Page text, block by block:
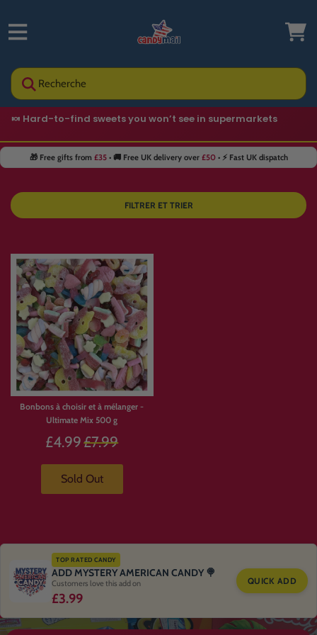
Recherche
🍬 Hard-to-find sweets you won’t see in supermarkets
🎁 Free gifts from £35• 🚚 Free UK delivery over £50• ⚡ Fast UK dispatch
FILTRER ET TRIER
Bonbons à choisir et à mélanger -
Ultimate Mix 500 g
£4.99 Prix
£7.99
Sold Out
TOP RATED CANDY
ADD MYSTERY AMERICAN CANDY 🍭
Customers love this add on
£3.99
QUICK ADD